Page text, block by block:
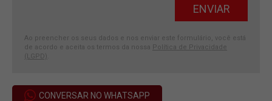
Ao preencher os seus dados e nos enviar este formulário, você está
de acordo e aceita os termos da nossa Política de Privacidade
(LGPD)
CONVERSAR NO WHATSAPP